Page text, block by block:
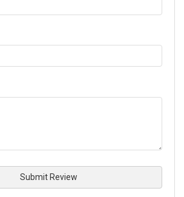
Submit Review